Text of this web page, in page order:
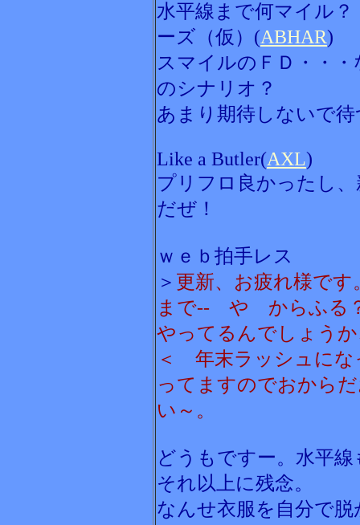
水平線まで何マイル
ーズ（仮）(ABHAR)
スマイルのＦＤ・・
のシナリオ？
あまり期待しないで
Like a Butler(AXL)
プリフロ良かったし
だぜ！
ｗｅｂ拍手レス
＞ 更新、お疲れ様で
まで-- や からふる
やってるんでしょう
＜ 年末ラッシュにな
ってますのでおから
い～。
どうもですー。水平
それ以上に残念。
なんせ衣服を自分で